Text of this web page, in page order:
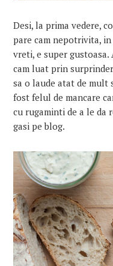
Desi, la prima vedere,
pare cam nepotrivita,
vreti, e super gustoasa.
cam luat prin
sa o laude atat de mult
fost felul de mancare
cu rugaminti de a le da
gasi pe blog.